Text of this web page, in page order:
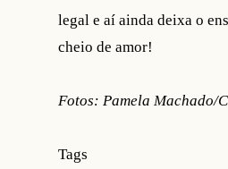
legal e aí ainda deixa o
cheio de amor!
Fotos: Pamela Machado/
Tags